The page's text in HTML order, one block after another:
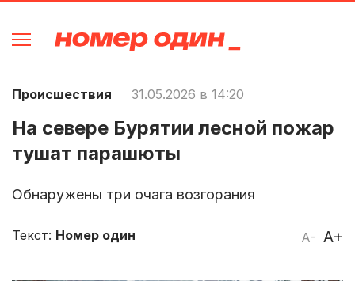
Происшествия 31.05.2026 в 14:20
На севере Бурятии лесной пожар
тушат парашюты
Обнаружены три очага возгорания
A- A+
Текст: Номер один